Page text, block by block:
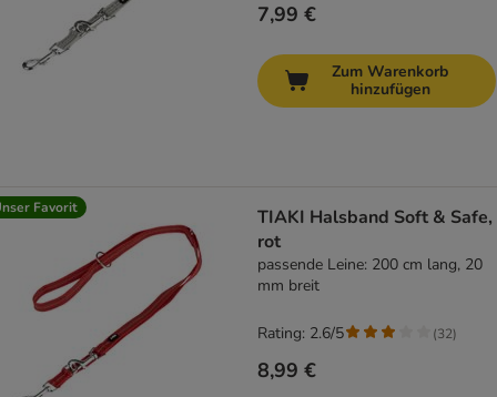
7,99 €
Zum Warenkorb
hinzufügen
Favorit
TIAKI Halsband Soft & Safe,
rot
passende Leine: 200 cm lang, 20
mm breit
8,99 €
Rating: 2.6/5 (32)